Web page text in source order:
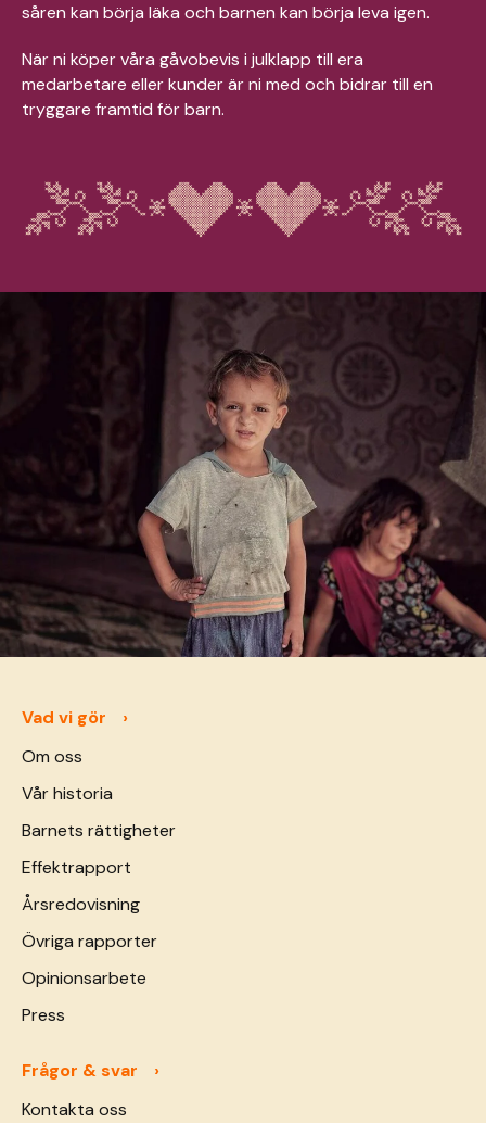
såren kan börja läka och barnen kan börja leva igen. ​
När ni köper våra gåvobevis i julklapp till era
medarbetare eller kunder är ni med och bidrar till en
tryggare framtid för barn.
Vad vi gör
Om oss
Vår historia
Barnets rättigheter
Effektrapport
Årsredovisning
Övriga rapporter
Opinionsarbete
Press
Frågor & svar
Kontakta oss